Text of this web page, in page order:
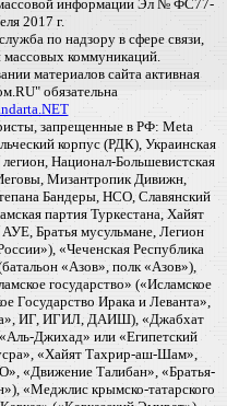
массовой информации Эл № ФС77-
2017 г.
по надзору в сфере связи,
коммуникаций.
материалов сайта активная
обязательна
запрещенные в РФ: Meta
корпус (РДК), Украинская
Национал-Большевистская
Мизантропик Дивижн,
Бандеры, НСО, Славянский
партия Туркестана, Хайят
Братья мусульмане, Легион
«Чеченская Республика
«Азов», полк «Азов»),
государство» («Исламское
Государство Ирака и Леванта»,
ИГ, ИГИЛ, ДАИШ), «Джабхат
Джихад» или «Египетский
«Хайят Тахрир-аш-Шам»,
«Движение Талибан», «Братья-
«Меджлис крымско-татарского